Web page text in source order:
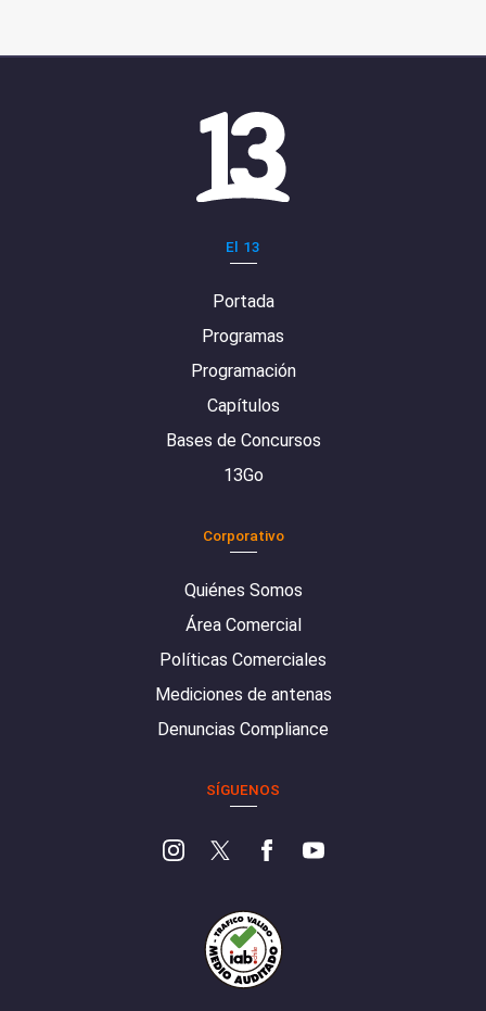
El 13
Portada
Programas
Programación
Capítulos
Bases de Concursos
13Go
Corporativo
Quiénes Somos
Área Comercial
Políticas Comerciales
Mediciones de antenas
Denuncias Compliance
SÍGUENOS